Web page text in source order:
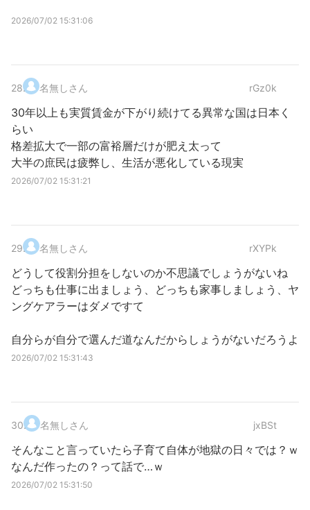
2026/07/02 15:31:06
28. 名無しさん rGz0k
30年以上も実質賃金が下がり続けてる異常な国は日本く
らい
格差拡大で一部の富裕層だけが肥え太って
大半の庶民は疲弊し、生活が悪化している現実
2026/07/02 15:31:21
29. 名無しさん rXYPk
どうして役割分担をしないのか不思議でしょうがないね
どっちも仕事に出ましょう、どっちも家事しましょう、ヤ
ングケアラーはダメですて
自分らが自分で選んだ道なんだからしょうがないだろうよ
2026/07/02 15:31:43
30. 名無しさん jxBSt
そんなこと言っていたら子育て自体が地獄の日々では？ｗ
なんだ作ったの？って話で…ｗ
2026/07/02 15:31:50